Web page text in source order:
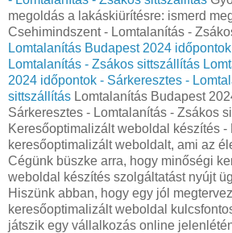
megoldás a lakáskiürítésre: ismerd
Csehimindszent - Lomtalanítás -
Lomtalanítás Budapest 2024
Lomtalanítás - Zsákos sittszállítás
2024 időpontok - Sárkeresztes -
sittszállítás Lomtalanítás Budapest
Sárkeresztes - Lomtalanítás - Zsákos
Keresőoptimalizált weboldal készítés
keresőoptimalizált weboldalt, ami az
Cégünk büszke arra, hogy minőségi
weboldal készítés szolgáltatást nyújt
Hiszünk abban, hogy egy jól
keresőoptimalizált weboldal
játszik egy vállalkozás online